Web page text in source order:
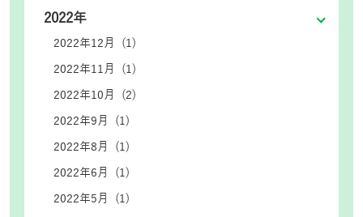
2022年
2022年12月 (1)
2022年11月 (1)
2022年10月 (2)
2022年9月 (1)
2022年8月 (1)
2022年6月 (1)
2022年5月 (1)